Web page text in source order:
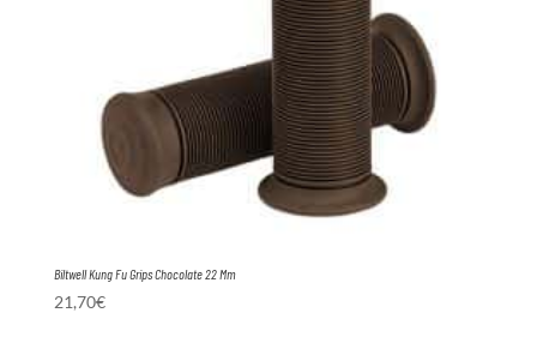
Biltwell Kung Fu Grips Chocolate 22 Mm
21,70€